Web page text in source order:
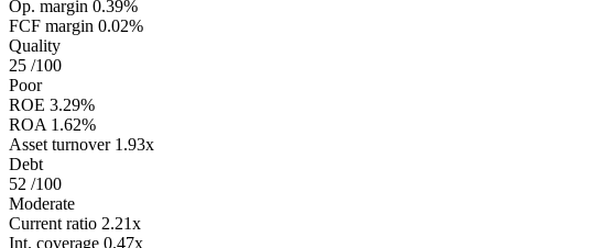
Op. margin 0.39%
FCF margin 0.02%
Quality
25 /100
Poor
ROE 3.29%
ROA 1.62%
Asset turnover 1.93x
Debt
52 /100
Moderate
Current ratio 2.21x
Int. coverage 0.47x